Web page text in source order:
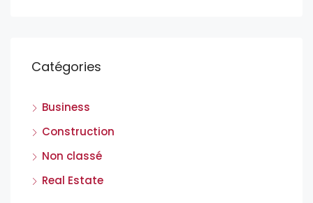
Catégories
Business
Construction
Non classé
Real Estate